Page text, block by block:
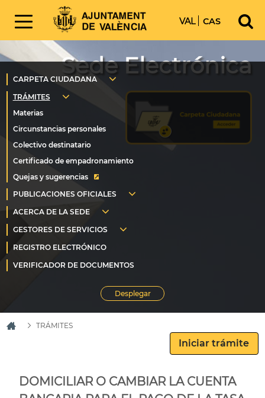
VAL CAS
Sede Electrónica
Quejas y sugerencias
TRÁMITES
DOMICILIAR O CAMBIAR LA CUENTA